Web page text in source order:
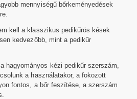
mennyiségű bőrkeményedések
kell a klasszikus pedikűrös kések
kedvezőbb, mint a pedikűr
hagyományos kézi pedikűr szerszám,
a használatakor, a fokozott
fontos, a bőr feszítése, a szerszám